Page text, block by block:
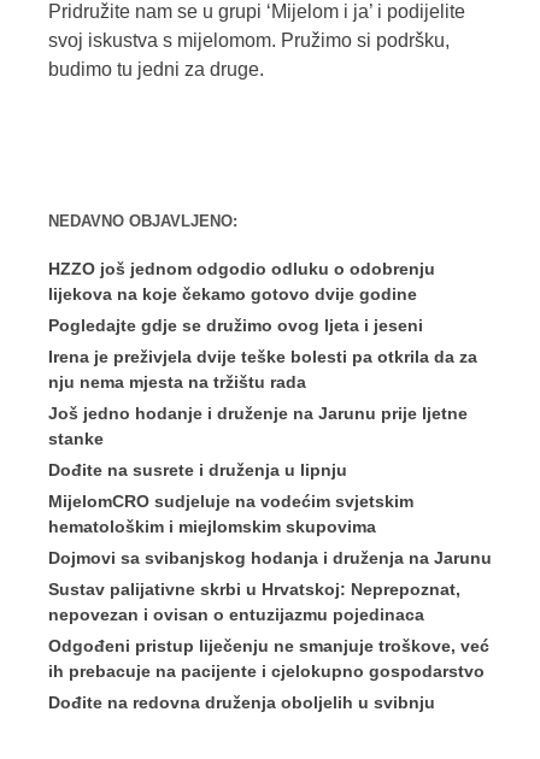
Pridružite nam se u grupi ‘Mijelom i ja’ i podijelite
svoj iskustva s mijelomom. Pružimo si podršku,
budimo tu jedni za druge.
NEDAVNO OBJAVLJENO:
HZZO još jednom odgodio odluku o odobrenju
lijekova na koje čekamo gotovo dvije godine
Pogledajte gdje se družimo ovog ljeta i jeseni
Irena je preživjela dvije teške bolesti pa otkrila da za
nju nema mjesta na tržištu rada
Još jedno hodanje i druženje na Jarunu prije ljetne
stanke
Dođite na susrete i druženja u lipnju
MijelomCRO sudjeluje na vodećim svjetskim
hematološkim i miejlomskim skupovima
Dojmovi sa svibanjskog hodanja i druženja na Jarunu
Sustav palijativne skrbi u Hrvatskoj: Neprepoznat,
nepovezan i ovisan o entuzijazmu pojedinaca
Odgođeni pristup liječenju ne smanjuje troškove, već
ih prebacuje na pacijente i cjelokupno gospodarstvo
Dođite na redovna druženja oboljelih u svibnju